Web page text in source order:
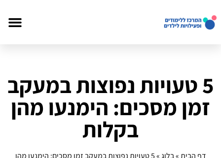
5 טעויות נפוצות במעקב
זמן מסכים: הימנעו מהן
בקלות
דף הבית»בלוג»
5 טעויות נפוצות במעקב זמן מסכים: הימנעו מהן